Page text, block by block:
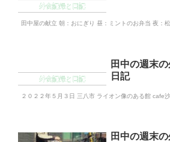
外食記録と日記
田中屋の献立 朝：おにぎり 昼：ミントのお弁当 夜：
外食記録と日記
田中の週末
日記
２０２２年５月３日 三八市 ライオン像のある館 cafe
田中の週末